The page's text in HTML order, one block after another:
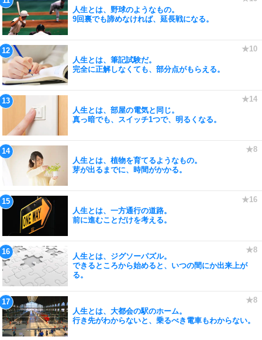
人生とは、野球のようなもの。
9回裏でも諦めなければ、延長戦になる。
人生とは、筆記試験だ。
完全に正解しなくても、部分点がもらえる。
人生とは、部屋の電気と同じ。
真っ暗でも、スイッチ1つで、明るくなる。
人生とは、植物を育てるようなもの。
芽が出るまでに、時間がかかる。
人生とは、一方通行の道路。
前に進むことだけを考える。
人生とは、ジグソーパズル。
できるところから始めると、いつの間にか出来上が
る。
人生とは、大都会の駅のホーム。
行き先がわからないと、乗るべき電車もわからない。